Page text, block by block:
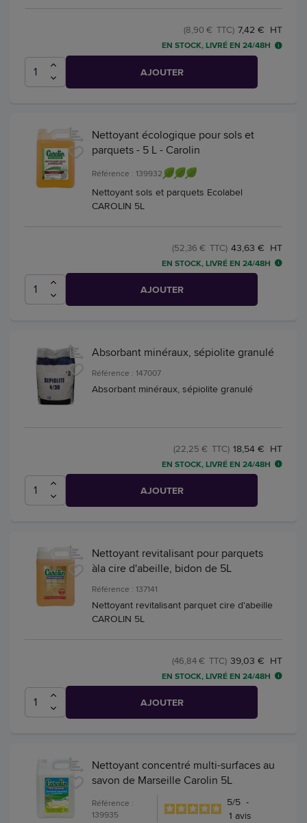
7,42 € HT
(8,90 € TTC)
EN STOCK, LIVRÉ EN 24/48H
AJOUTER
Nettoyant écologique pour sols et
parquets - 5 L - Carolin
Référence : 139932
Nettoyant sols et parquets Ecolabel
CAROLIN 5L
43,63 € HT
(52,36 € TTC)
EN STOCK, LIVRÉ EN 24/48H
AJOUTER
Absorbant minéraux, sépiolite granulé
Référence : 147007
Absorbant minéraux, sépiolite granulé
18,54 € HT
(22,25 € TTC)
EN STOCK, LIVRÉ EN 24/48H
AJOUTER
Nettoyant revitalisant pour parquets
àla cire d'abeille, bidon de 5L
Référence : 137141
Nettoyant revitalisant parquet cire d'abeille
CAROLIN 5L
39,03 € HT
(46,84 € TTC)
EN STOCK, LIVRÉ EN 24/48H
AJOUTER
Nettoyant concentré multi-surfaces au
savon de Marseille Carolin 5L
Référence :
139935
5/5 -
1 avis